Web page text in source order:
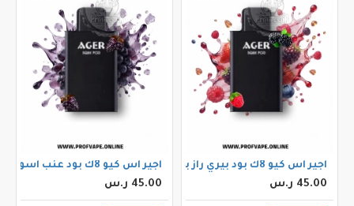
اجير اس كيو 8ك بود بيري راز بيري
45.00 ر.س
اجير اس كيو 8ك بود عنب اسود
45.00 ر.س